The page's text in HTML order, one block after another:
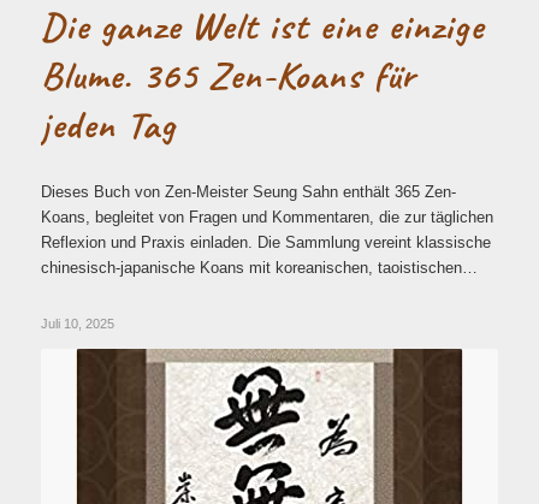
Die ganze Welt ist eine einzige
Blume. 365 Zen-Koans für
jeden Tag
Dieses Buch von Zen-Meister Seung Sahn enthält 365 Zen-
Koans, begleitet von Fragen und Kommentaren, die zur täglichen
Reflexion und Praxis einladen. Die Sammlung vereint klassische
chinesisch-japanische Koans mit koreanischen, taoistischen…
Juli 10, 2025